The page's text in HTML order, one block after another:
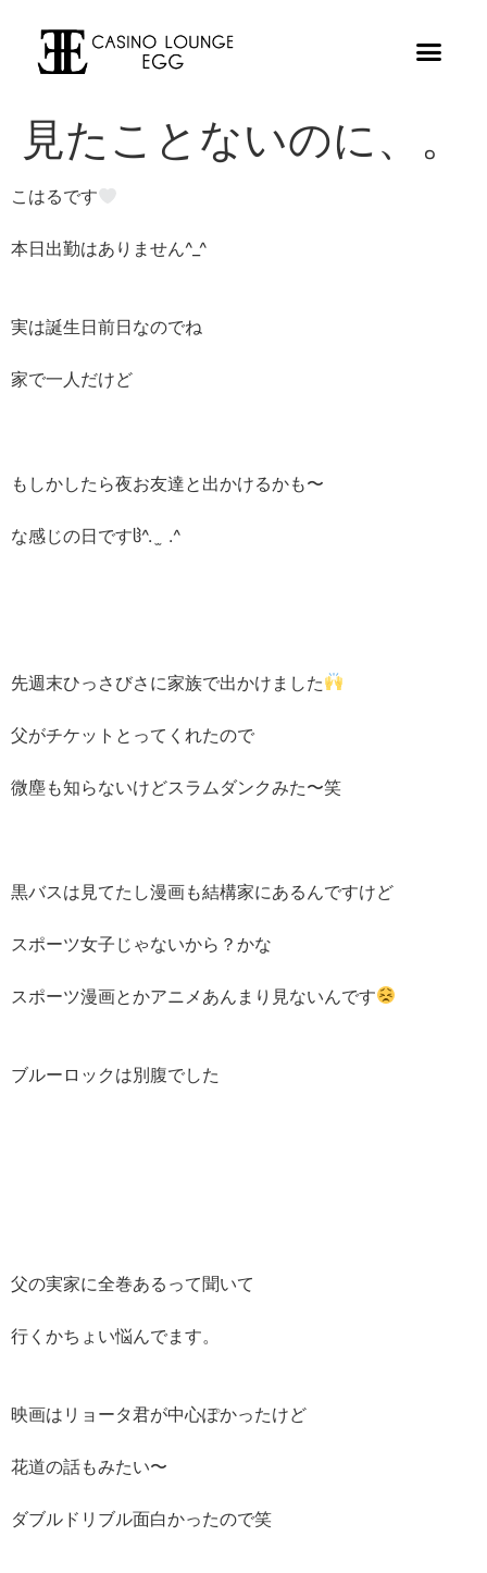
見たことないのに、。
こはるです
本日出勤はありません^_^
実は誕生日前日なのでね
家で一人だけど
もしかしたら夜お友達と出かけるかも〜
な感じの日ですჱ^. ̫ .^
先週末ひっさびさに家族で出かけました
父がチケットとってくれたので
微塵も知らないけどスラムダンクみた〜笑
黒バスは見てたし漫画も結構家にあるんですけど
スポーツ女子じゃないから？かな
スポーツ漫画とかアニメあんまり見ないんです
ブルーロックは別腹でした
父の実家に全巻あるって聞いて
行くかちょい悩んでます。
映画はリョータ君が中心ぽかったけど
花道の話もみたい〜
ダブルドリブル面白かったので笑